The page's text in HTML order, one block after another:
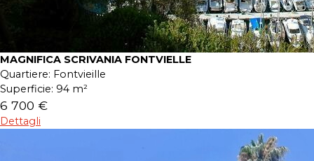
MAGNIFICA SCRIVANIA FONTVIELLE
Quartiere: Fontvieille
Superficie: 94 m²
6 700 €
Dettagli